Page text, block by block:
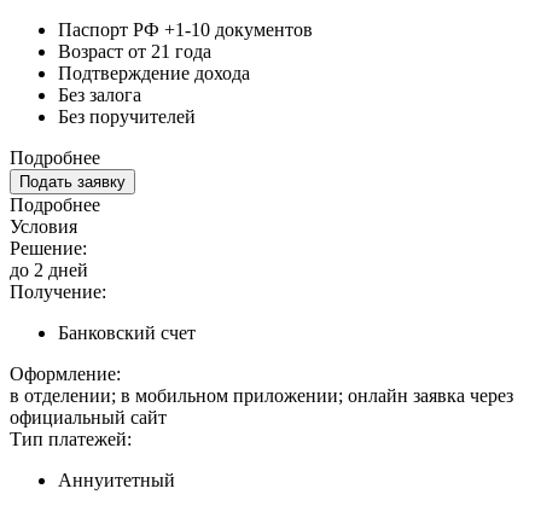
Паспорт РФ +1-10 документов
Возраст от 21 года
Подтверждение дохода
Без залога
Без поручителей
Подробнее
Подать заявку
Подробнее
Условия
Решение:
до 2 дней
Получение:
Банковский счет
Оформление:
в отделении; в мобильном приложении; онлайн заявка через
официальный сайт
Тип платежей:
Аннуитетный